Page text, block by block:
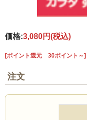
価格:3,080円(税込)
[ポイント還元 30ポイント～]
注文